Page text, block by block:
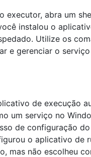
executor, abra um
instalou o
Utilize os
e gerenciar o
de execução
um serviço no
de configuração
o aplicativo de
mas não escolheu